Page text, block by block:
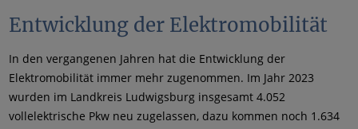
Entwicklung der Elektromobilität
In den vergangenen Jahren hat die Entwicklung der
Elektromobilität immer mehr zugenommen. Im Jahr 2023
wurden im Landkreis Ludwigsburg insgesamt 4.052
vollelektrische Pkw neu zugelassen, dazu kommen noch 1.634